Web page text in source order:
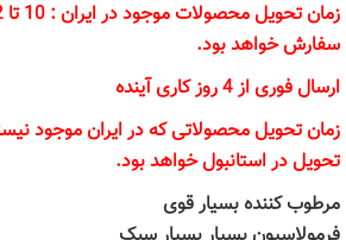
سفارش خواهد بود.
ارسال فوری از 4 روز کاری آینده
تحویل در استانبول خواهد بود.
مرطوب کننده بسیار قوی